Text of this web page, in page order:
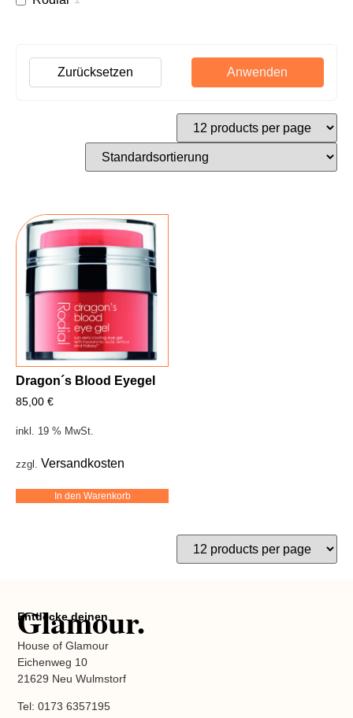
Anwenden
Zurücksetzen
Dragon´s Blood Eyegel
85,00 €
inkl. 19 % MwSt.
zzgl. Versandkosten
In den Warenkorb
Entdecke deinen
Glamour.
House of Glamour
Eichenweg 10
21629 Neu Wulmstorf
Tel: 0173 6357195